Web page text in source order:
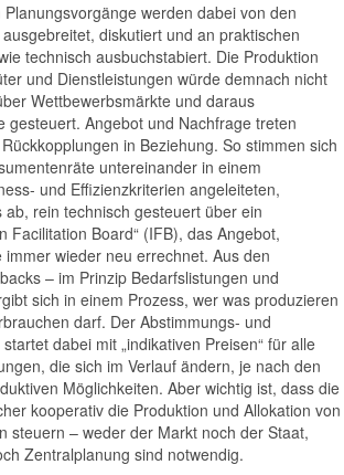
werden dabei von den
diskutiert und an praktischen
technisch ausbuchstabiert. Die Produktion
und Dienstleistungen würde demnach nicht
Wettbewerbsmärkte und daraus
gesteuert. Angebot und Nachfrage treten
in Beziehung. So stimmen sich
untereinander in einem
und Effizienzkriterien angeleiteten,
ab, rein technisch gesteuert über ein
Facilitation Board“ (IFB), das Angebot,
immer wieder neu errechnet. Aus den
– im Prinzip Bedarfslistungen und
sich in einem Prozess, wer was produzieren
darf. Der Abstimmungs- und
dabei mit „indikativen Preisen“ für alle
die sich im Verlauf ändern, je nach den
Möglichkeiten. Aber wichtig ist, dass die
kooperativ die Produktion und Allokation von
steuern – weder der Markt noch der Staat,
Zentralplanung sind notwendig.